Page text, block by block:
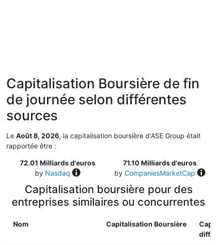
Capitalisation Boursière de fin
de journée selon différentes
sources
Le Août 8, 2026, la capitalisation boursière d'ASE Group était
rapportée être :
72.01 Milliards d'euros
by Nasdaq
71.10 Milliards d'euros
by CompaniesMarketCap
Capitalisation boursière pour des
entreprises similaires ou concurrentes
Nom Capitalisation Boursière
diff.